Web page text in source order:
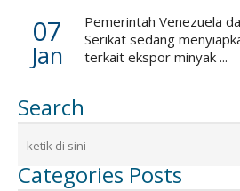
07
Jan
Pemerintah Venezuela
Serikat sedang
terkait ekspor minyak ...
Search
Categories Posts